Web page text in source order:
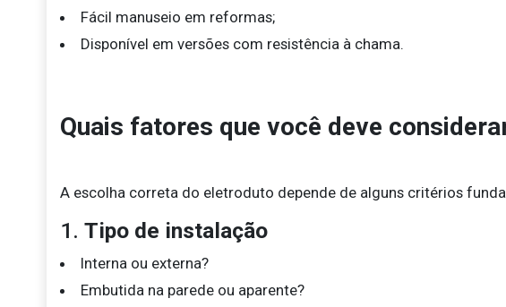
Fácil manuseio em reformas;
Disponível em versões com resistência à chama.
Quais fatores que você deve
A escolha correta do eletroduto depende de alguns critérios
1.Tipo de instalação
Interna ou externa?
Embutida na parede ou aparente?